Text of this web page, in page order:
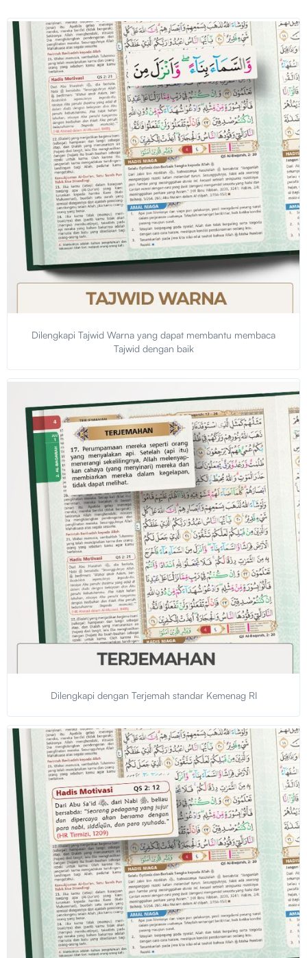
Dilengkapi Tajwid Warna yang dapat membantu membaca
Tajwid dengan baik
Dilengkapi dengan Terjemah standar Kemenag RI